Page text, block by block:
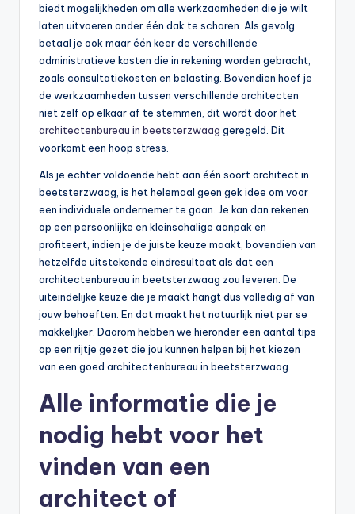
biedt mogelijkheden om alle werkzaamheden die je wilt
laten uitvoeren onder één dak te scharen. Als gevolg
betaal je ook maar één keer de verschillende
administratieve kosten die in rekening worden gebracht,
zoals consultatiekosten en belasting. Bovendien hoef je
de werkzaamheden tussen verschillende architecten
niet zelf op elkaar af te stemmen, dit wordt door het
architectenbureau in beetsterzwaag geregeld. Dit
voorkomt een hoop stress.
Als je echter voldoende hebt aan één soort architect in
beetsterzwaag, is het helemaal geen gek idee om voor
een individuele ondernemer te gaan. Je kan dan rekenen
op een persoonlijke en kleinschalige aanpak en
profiteert, indien je de juiste keuze maakt, bovendien van
hetzelfde uitstekende eindresultaat als dat een
architectenbureau in beetsterzwaag zou leveren. De
uiteindelijke keuze die je maakt hangt dus volledig af van
jouw behoeften. En dat maakt het natuurlijk niet per se
makkelijker. Daarom hebben we hieronder een aantal tips
op een rijtje gezet die jou kunnen helpen bij het kiezen
van een goed architectenbureau in beetsterzwaag.
Alle informatie die je
nodig hebt voor het
vinden van een
architect of